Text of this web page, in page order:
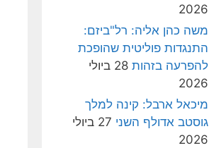
2026
משה כהן אליה: רל"ביזם:
התנגדות פוליטית שהופכת
להפרעה בזהות
28 ביולי
2026
מיכאל ארבל: קינה למלך
גוסטב אדולף השני
27 ביולי
2026